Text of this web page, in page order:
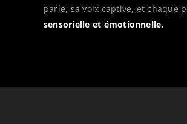
parle, sa voix captive, et chaque
sensorielle et émotionnelle.